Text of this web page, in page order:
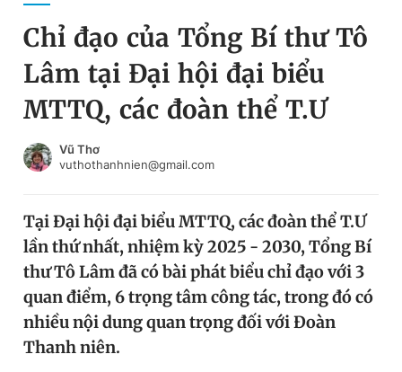
Chuyên mục
Chuyên mục khác
Chào ngày mới
Video Magazine
Sản phẩm khác
Đổi mật khẩu
Tin đã lưu
Tin đã xem
Chỉ đạo của Tổng Bí thư Tô
Lâm tại Đại hội đại biểu
MTTQ, các đoàn thể T.Ư
Vũ Thơ
vuthothanhnien@gmail.com
Tại Đại hội đại biểu MTTQ, các đoàn thể T.Ư
lần thứ nhất, nhiệm kỳ 2025 - 2030, Tổng Bí
thư Tô Lâm đã có bài phát biểu chỉ đạo với 3
quan điểm, 6 trọng tâm công tác, trong đó có
nhiều nội dung quan trọng đối với Đoàn
Thanh niên.